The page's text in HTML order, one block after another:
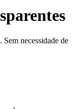
necessidade de